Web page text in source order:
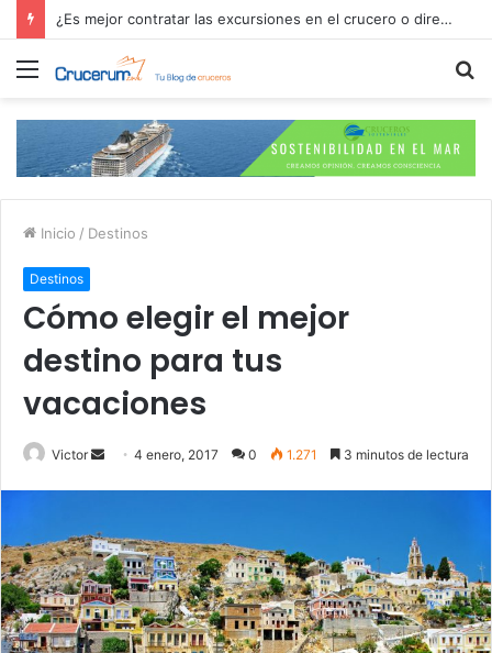
¿Es mejor contratar las excursiones en el crucero o directamente en el puerto?
Menú
Inicio / Destinos
Destinos
Cómo elegir el mejor
destino para tus
vacaciones
Victor
Send4 enero, 2017 0 1.271 3 minutos de lectura